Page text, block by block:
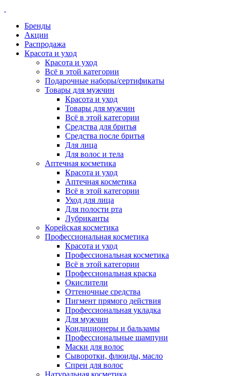
Бренды
Акции
Распродажа
Красота и уход
Красота и уход
Всё в этой категории
Подарочные наборы/сертификаты
Товары для мужчин
Красота и уход
Товары для мужчин
Всё в этой категории
Средства для бритья
Средства после бритья
Для лица
Для волос и тела
Аптечная косметика
Красота и уход
Аптечная косметика
Всё в этой категории
Уход для лица
Для полости рта
Лубриканты
Корейская косметика
Профессиональная косметика
Красота и уход
Профессиональная косметика
Всё в этой категории
Профессиональная краска
Окислители
Оттеночные средства
Пигмент прямого действия
Профессиональная укладка
Для мужчин
Кондиционеры и бальзамы
Профессиональные шампуни
Маски для волос
Сыворотки, флюиды, масло
Спреи для волос
Натуральная косметика